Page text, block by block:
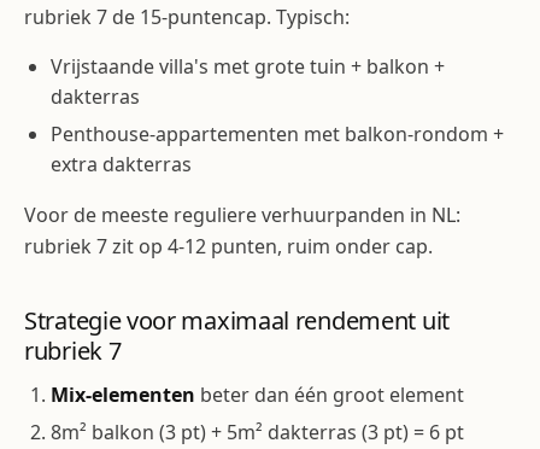
rubriek 7 de 15-puntencap. Typisch:
Vrijstaande villa's met grote tuin + balkon +
dakterras
Penthouse-appartementen met balkon-rondom +
extra dakterras
Voor de meeste reguliere verhuurpanden in NL:
rubriek 7 zit op 4-12 punten, ruim onder cap.
Strategie voor maximaal rendement uit
rubriek 7
Mix-elementen beter dan één groot element
8m² balkon (3 pt) + 5m² dakterras (3 pt) = 6 pt